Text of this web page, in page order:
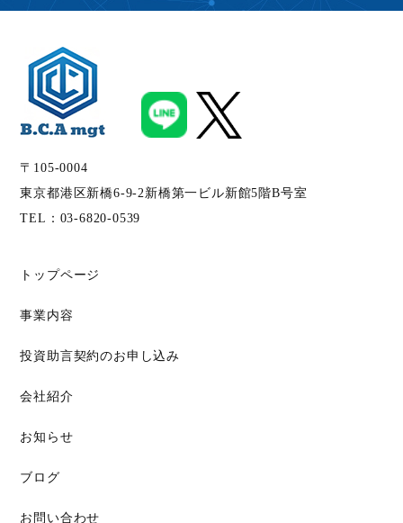
〒105-0004
東京都港区新橋6-9-2新橋第一ビル新館5階B号室
TEL： 03-6820-0539
トップページ
事業内容
投資助言契約のお申し込み
会社紹介
お知らせ
ブログ
お問い合わせ